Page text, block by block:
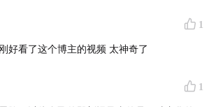
1
好看了这个博主的视频 太神奇了
1